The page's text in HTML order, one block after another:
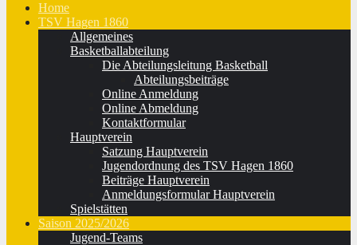
Home
TSV Hagen 1860
Allgemeines
Basketballabteilung
Die Abteilungsleitung Basketball
Abteilungsbeiträge
Online Anmeldung
Online Abmeldung
Kontaktformular
Hauptverein
Satzung Hauptverein
Jugendordnung des TSV Hagen 1860
Beiträge Hauptverein
Anmeldungsformular Hauptverein
Spielstätten
Saison 2025/2026
Jugend-Teams